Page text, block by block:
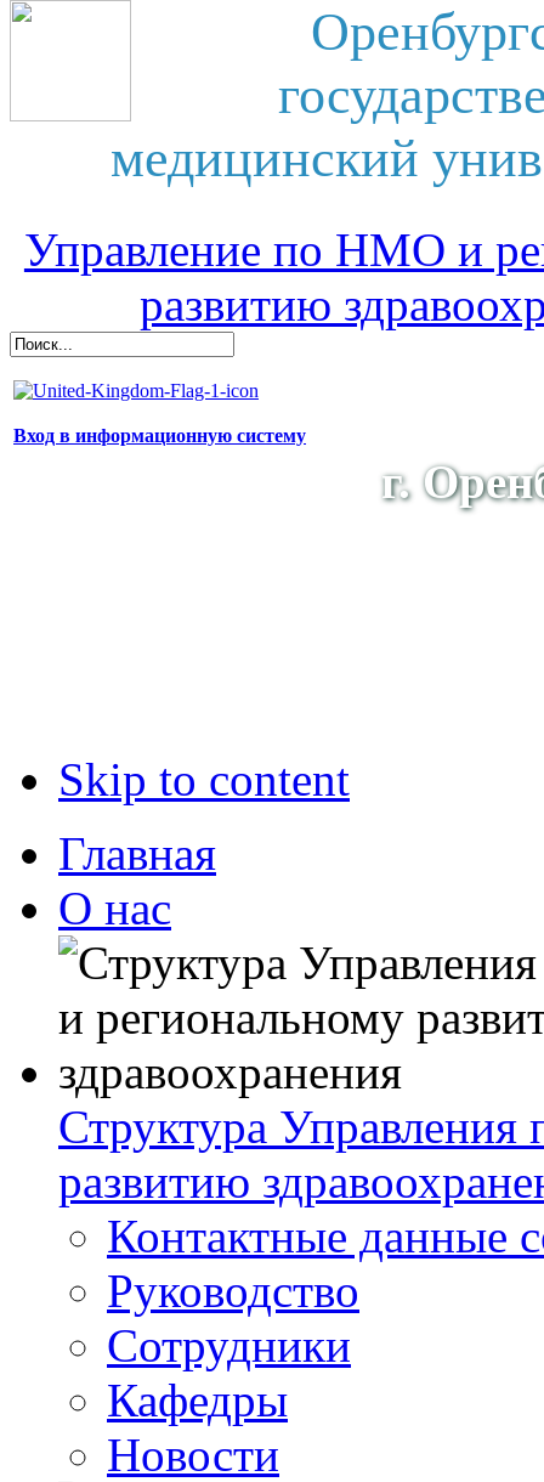
медицинский
Управление по НМО и
развитию
Вход в информационную систему
г.
Skip to content
Главная
О нас
Структура
развитию
Контактные данные
Руководство
Сотрудники
Кафедры
Новости